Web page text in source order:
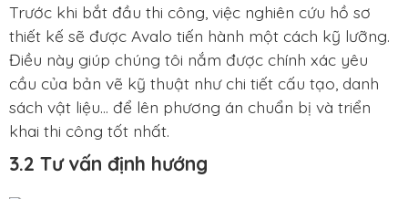
Trước khi bắt đầu thi công, việc nghiên cứu hồ sơ
thiết kế sẽ được Avalo tiến hành một cách kỹ lưỡng.
Điều này giúp chúng tôi nắm được chính xác yêu
cầu của bản vẽ kỹ thuật như chi tiết cấu tạo, danh
sách vật liệu… để lên phương án chuẩn bị và triển
khai thi công tốt nhất.
3.2 Tư vấn định hướng